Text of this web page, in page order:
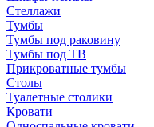
Стеллажи
Тумбы
Тумбы под раковину
Тумбы под ТВ
Прикроватные тумбы
Столы
Туалетные столики
Кровати